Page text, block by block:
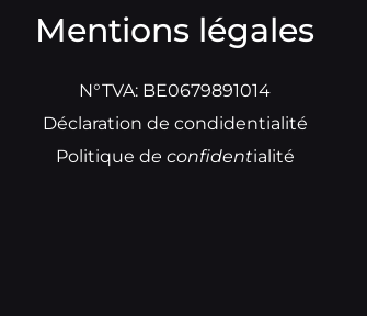
Mentions légales
N°TVA: BE0679891014
Déclaration de condidentialité
Politique de confidentialité